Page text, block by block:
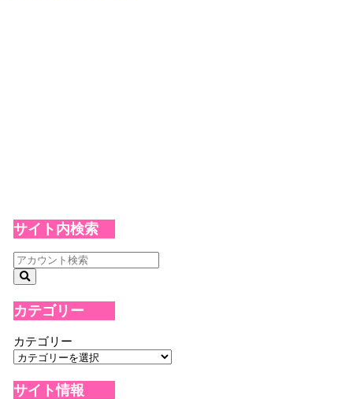
サイト内検索
カテゴリー
カテゴリー
サイト情報